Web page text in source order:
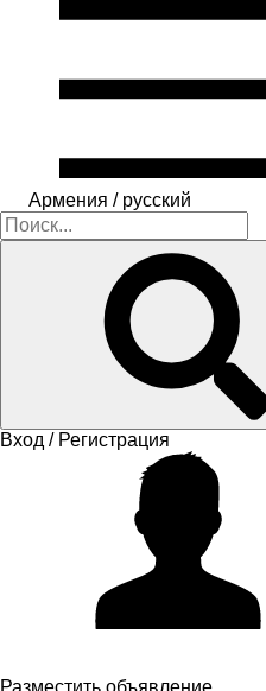
Армения / русский
Вход / Регистрация
Разместить объявление